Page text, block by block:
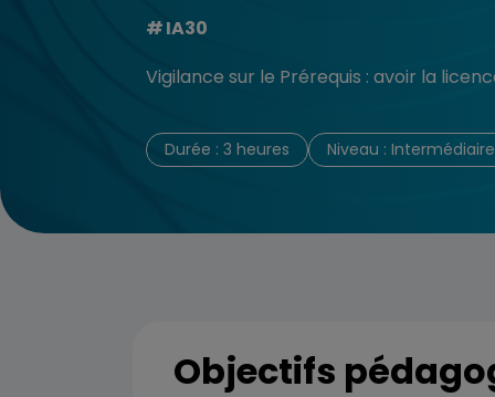
IA30
Vigilance sur le Prérequis : avoir la
Durée : 3 heures Niveau : Intermédiaire
Objectifs